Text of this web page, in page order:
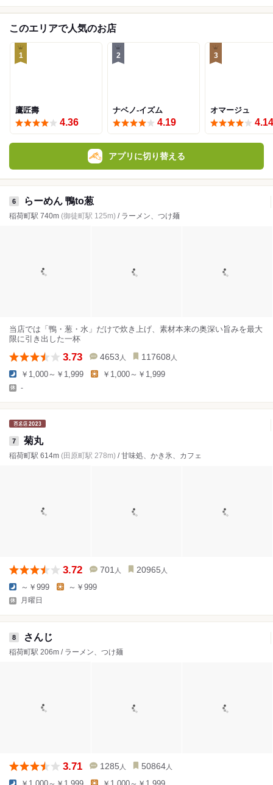
このエリアで人気のお店
1
鷹匠壽
4.36
2
ナベノ-イズム
4.19
3
オマージュ
4.14
アプリに切り替える
6 らーめん 鴨to葱
稲荷町駅 740m (御徒町駅 125m) / ラーメン、つけ麺
当店では「鴨・葱・水」だけで炊き上げ、素材本来の奥深い旨みを最大
限に引き出した一杯
3.73 4653 人 117608 人
￥1,000～￥1,999 ￥1,000～￥1,999
-
7 菊丸
稲荷町駅 614m (田原町駅 278m) / 甘味処、かき氷、カフェ
3.72 701 人 20965 人
～￥999 ～￥999
月曜日
8 さんじ
稲荷町駅 206m / ラーメン、つけ麺
3.71 1285 人 50864 人